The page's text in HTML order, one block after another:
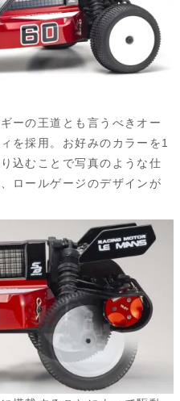
ーの王道とも言うべきオー
を採用。お好みのカラーを1
込むことで写真のような仕
ロールゲージのデザインが